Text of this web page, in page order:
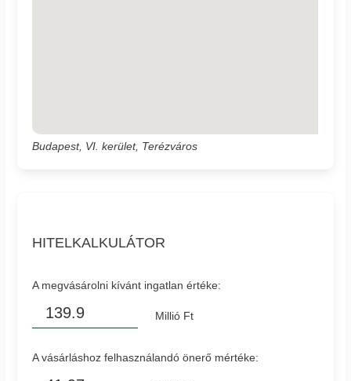
Budapest, VI. kerület, Terézváros
HITELKALKULÁTOR
A megvásárolni kívánt ingatlan értéke:
Millió Ft
A vásárláshoz felhasználandó önerő mértéke: